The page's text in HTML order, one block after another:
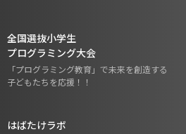
全国選抜小学生
プログラミング大会
「プログラミング教育」で未来を創造する
子どもたちを応援！！
はばたけラボ